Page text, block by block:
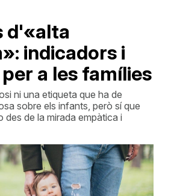
d'«alta
indicadors i
a les famílies
ni una etiqueta que ha de
sobre els infants, però sí que
de la mirada empàtica i